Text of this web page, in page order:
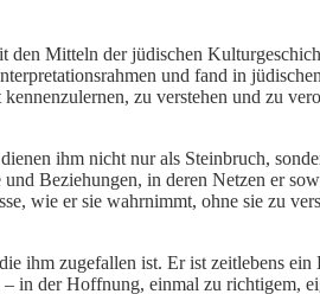
den Mitteln der jüdischen
und fand in
zu verstehen und zu
ihm nicht nur als Steinbruch,
Beziehungen, in deren Netzen er
wie er sie wahrnimmt, ohne sie zu
ihm zugefallen ist. Er ist zeitlebens ein
in der Hoffnung, einmal zu richtigem,